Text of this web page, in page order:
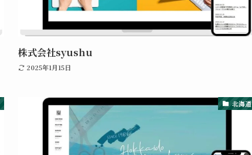
株式会社syushu
2025年1月15日
北海道